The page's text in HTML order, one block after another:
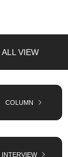
ALL VIEW
COLUMN
INTERVIEW